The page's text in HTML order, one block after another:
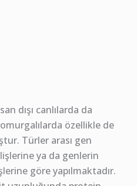
dışı canlılarda da
özellikle de
Türler arası gen
ya da genlerin
göre yapılmaktadır.